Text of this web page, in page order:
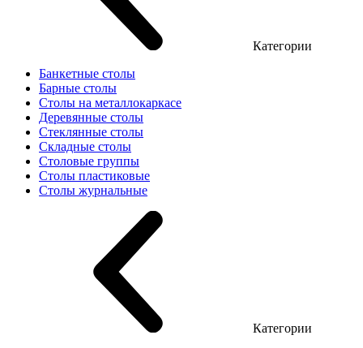
Категории
Банкетные столы
Барные столы
Столы на металлокаркасе
Деревянные столы
Стеклянные столы
Складные столы
Столовые группы
Столы пластиковые
Столы журнальные
Категории